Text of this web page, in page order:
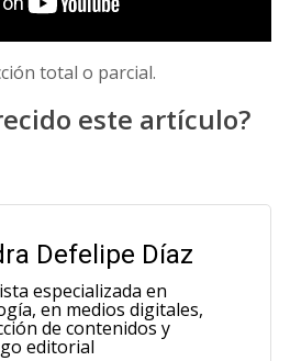
total o parcial.
este artículo?
Defelipe Díaz
especializada en
en medios digitales,
de contenidos y
editorial